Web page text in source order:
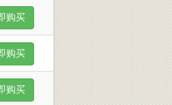
购买
购买
购买